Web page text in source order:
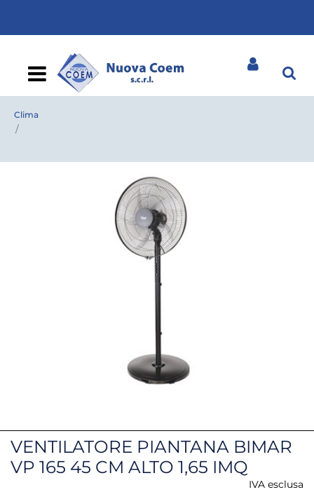
Open
Clima
VENTILATORE PIANTANA BIMAR
VP 165 45 CM ALTO 1,65 IMQ
IVA esclusa